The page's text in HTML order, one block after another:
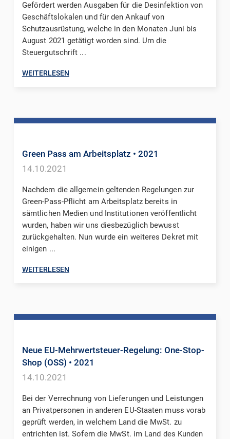
Gefördert werden Ausgaben für die Desinfektion von
Geschäftslokalen und für den Ankauf von
Schutzausrüstung, welche in den Monaten Juni bis
August 2021 getätigt worden sind. Um die
Steuergutschrift ...
WEITERLESEN
Green Pass am Arbeitsplatz • 2021
14.10.2021
Nachdem die allgemein geltenden Regelungen zur
Green-Pass-Pflicht am Arbeitsplatz bereits in
sämtlichen Medien und Institutionen veröffentlicht
wurden, haben wir uns diesbezüglich bewusst
zurückgehalten. Nun wurde ein weiteres Dekret mit
einigen ...
WEITERLESEN
Neue EU-Mehrwertsteuer-Regelung: One-Stop-
Shop (OSS) • 2021
14.10.2021
Bei der Verrechnung von Lieferungen und Leistungen
an Privatpersonen in anderen EU-Staaten muss vorab
geprüft werden, in welchem Land die MwSt. zu
entrichten ist. Sofern die MwSt. im Land des Kunden